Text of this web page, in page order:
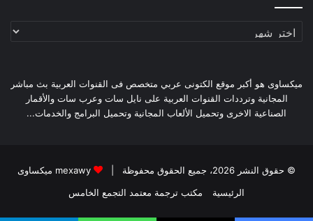
الارشيف
ميكساوى هو أكبر موقع الكتونى عربي متخصص فى القنوات العربية بث مباشر
المجانية وترددات القنوات العربية على نايل سات وعرب سات والأقمار
الصناعية الاخرى وتحميل الألعاب المجانية وتحميل البرامج والخدمات...
© حقوق النشر 2026، جميع الحقوق محفوظة |
mexawy ميكساوى
الرئيسية
مكتب ترجمة معتمد التجمع الخامس